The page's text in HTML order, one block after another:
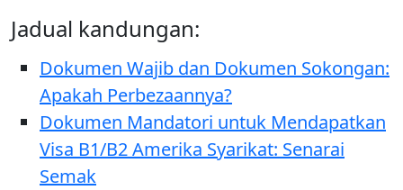
Jadual kandungan:
Dokumen Wajib dan Dokumen Sokongan:
Apakah Perbezaannya?
Dokumen Mandatori untuk Mendapatkan
Visa B1/B2 Amerika Syarikat: Senarai
Semak